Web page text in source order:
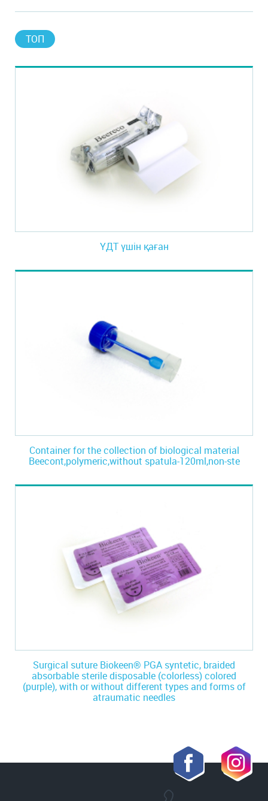
ТОП
ҮДТ үшін қаған
Container for the collection of biological material
Beecont,polymeric,without spatula-120ml,non-ste
Surgical suture Biokeen® PGA syntetic, braided
absorbable sterile disposable (colorless) colored
(purple), with or without different types and forms of
atraumatic needles